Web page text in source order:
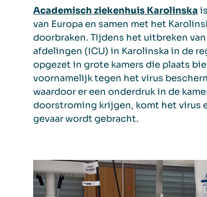
Academisch ziekenhuis Karolinska
van Europa en samen met het
doorbraken. Tijdens het uitbreken
afdelingen (ICU) in Karolinska in de
opgezet in grote kamers die plaats
voornamelijk tegen het virus
waardoor er een onderdruk in de
doorstroming krijgen, komt het virus
gevaar wordt gebracht.